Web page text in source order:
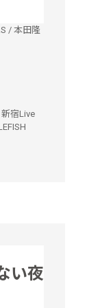
/ 本田隆
新宿Live
い夜